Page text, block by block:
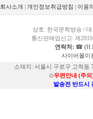
회사소개 개인정보취급방침 이용
상호: 한국문학방송 /
통신판매업신고: 제
연락처: ☎
사이버몰이
소재지: 서울시 구로구 고척동
⊙우편안내 (주
발송전 반드시